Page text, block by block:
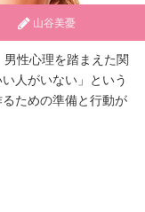
山谷美憂
性心理を踏まえた関
人がいない」という
ための準備と行動が